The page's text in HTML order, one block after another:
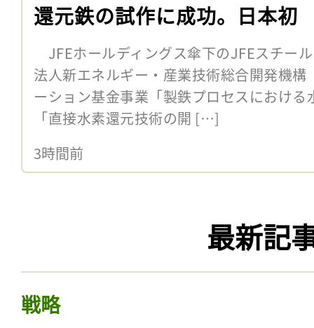
還元鉄の試作に成功。日本初
JFEホールディングス傘下のJFEスチー
法人新エネルギー・産業技術総合開発機構
ーション基金事業「製鉄プロセスにおけ
「直接水素還元技術の開 […]
3時間前
最新記
戦略